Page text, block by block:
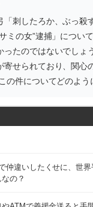
「刺したろか、ぶっ殺
ミの女”逮捕」につい
ったのではないでしょ
寄せられており、関心
の件についてどのよう
仲違いしたくせに、世
の？